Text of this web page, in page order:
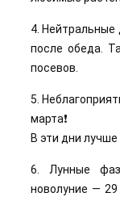
4. Нейтральные
после обеда.
посевов.
5.
марта❗
В эти дни лучше
6. Лунные
новолуние —